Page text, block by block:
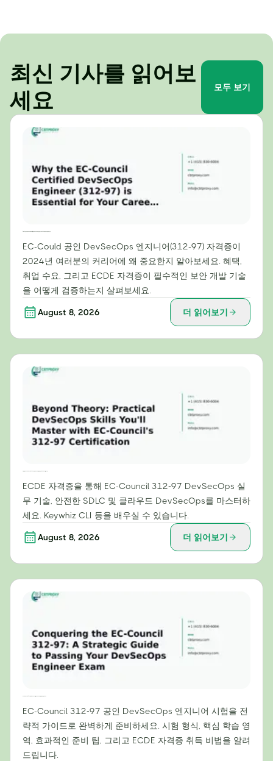
최신 기사를 읽어보
세요
모두 보기
EC-Could 공인 DevSecOps 엔지니어(312-97) 자격증이
2024년 여러분의 커리어에 왜 중요한지 알아보세요. 혜택,
취업 수요, 그리고 ECDE 자격증이 필수적인 보안 개발 기술
을 어떻게 검증하는지 살펴보세요.
August 8, 2026 더 읽어보기
ECDE 자격증을 통해 EC-Council 312-97 DevSecOps 실
무 기술, 안전한 SDLC 및 클라우드 DevSecOps를 마스터하
세요. Keywhiz CLI 등을 배우실 수 있습니다.
August 8, 2026 더 읽어보기
EC-Council 312-97 공인 DevSecOps 엔지니어 시험을 전
략적 가이드로 완벽하게 준비하세요. 시험 형식, 핵심 학습 영
역, 효과적인 준비 팁, 그리고 ECDE 자격증 취득 비법을 알려
드립니다.